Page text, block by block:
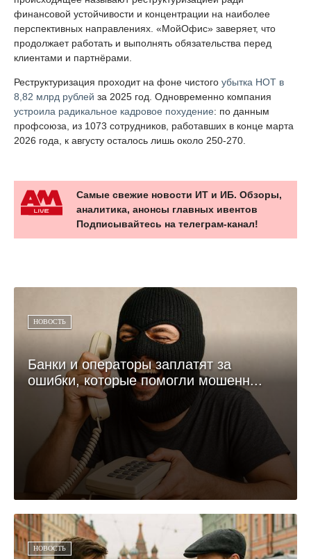
финансовой устойчивости и концентрации на наиболее
перспективных направлениях. «МойОфис» заверяет, что
продолжает работать и выполнять обязательства перед
клиентами и партнёрами.
Реструктуризация проходит на фоне чистого убытка НОТ в
8,82 млрд рублей за 2025 год. Одновременно компания
устроила радикальное кадровое похудение: по данным
профсоюза, из 1073 сотрудников, работавших в конце марта
2026 года, к августу осталось лишь около 250-270.
Самые свежие новости ИТ и ИБ. Обзоры,
аналитика, анонсы главных ивентов
Подписывайтесь на телеграм-канал!
НОВОСТЬ
Банки и операторы заплатят за
ошибки, которые помогли мошенн...
НОВОСТЬ